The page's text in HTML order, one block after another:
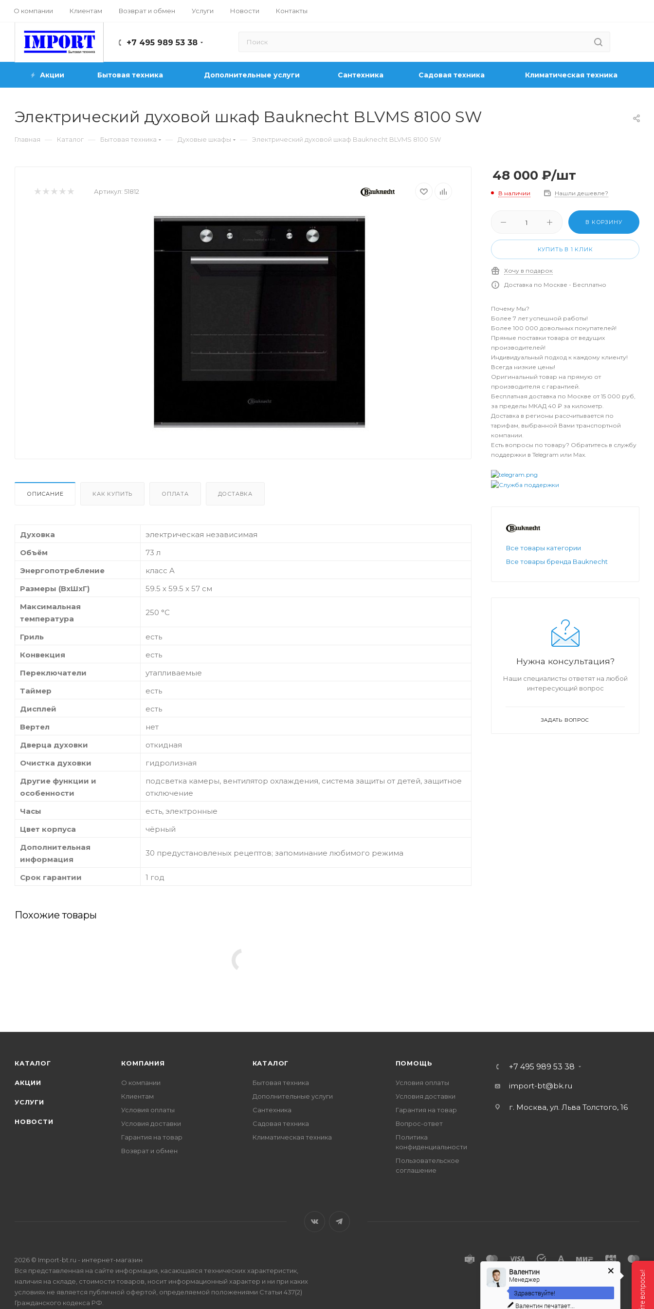
О компании Клиентам Возврат и обмен Услуги Новости Контакты
+7 495 989 53 38
Акции Бытовая техника Дополнительные услуги Сантехника Садовая техника Климатическая техника
Электрический духовой шкаф Bauknecht BLVMS 8100 SW
Главная — Каталог — Бытовая техника — Духовые шкафы — Электрический духовой шкаф Bauknecht BLVMS 8100 SW
Артикул: 51812
ОПИСАНИЕ КАК КУПИТЬ ОПЛАТА ДОСТАВКА
Духовка
электрическая независимая
Объём
73 л
Энергопотребление
класс A
Размеры (ВхШхГ)
59.5 х 59.5 x 57 см
Максимальная
температура
250 °С
Гриль
есть
Конвекция
есть
Переключатели
утапливаемые
Таймер
есть
Дисплей
есть
Вертел
нет
Дверца духовки
откидная
Очистка духовки
гидролизная
Другие функции и
особенности
подсветка камеры, вентилятор охлаждения, система защиты от детей, защитное
отключение
Часы
есть, электронные
Цвет корпуса
чёрный
Дополнительная
информация
30 предустановленых рецептов; запоминание любимого режима
Срок гарантии 1 год
Похожие товары
48 000 ₽/шт
В наличии Нашли дешевле?
В КОРЗИНУ
КУПИТЬ В 1 КЛИК
Хочу в подарок
Доставка по Москве - Бесплатно
Почему Мы?
Более 7 лет успешной работы!
Более 100 000 довольных покупателей!
Прямые поставки товара от ведущих
производителей!
Индивидуальный подход к каждому клиенту!
Всегда низкие цены!
Оригинальный товар на прямую от
производителя с гарантией.
Бесплатная доставка по Москве от 15 000 руб,
за пределы МКАД 40 ₽ за километр.
Доставка в регионы рассчитывается по
тарифам, выбранной Вами транспортной
компании.
Есть вопросы по товару? Обратитесь в службу
поддержки в Telegram или Max.
Все товары категории
Все товары бренда Bauknecht
Нужна консультация?
Наши специалисты ответят на любой
интересующий вопрос
ЗАДАТЬ ВОПРОС
КАТАЛОГ
АКЦИИ
УСЛУГИ
НОВОСТИ
КОМПАНИЯ
О компании
Клиентам
Условия оплаты
Условия доставки
Гарантия на товар
Возврат и обмен
КАТАЛОГ
Бытовая техника
Дополнительные услуги
Сантехника
Садовая техника
Климатическая техника
ПОМОЩЬ
Условия оплаты
Условия доставки
Гарантия на товар
Вопрос-ответ
Политика
конфиденциальности
Пользовательское
соглашение
+7 495 989 53 38
import-bt@bk.ru
г. Москва, ул. Льва Толстого, 16
2026 © Import-bt.ru - интернет-магазин
Вся представленная на сайте информация, касающаяся технических характеристик,
наличия на складе, стоимости товаров, носит информационный характер и ни при каких
условиях не является публичной офертой, определяемой положениями Статьи 437(2)
Гражданского кодекса РФ.
Валентин
Менеджер
Здравствуйте!
Валентин печатает...